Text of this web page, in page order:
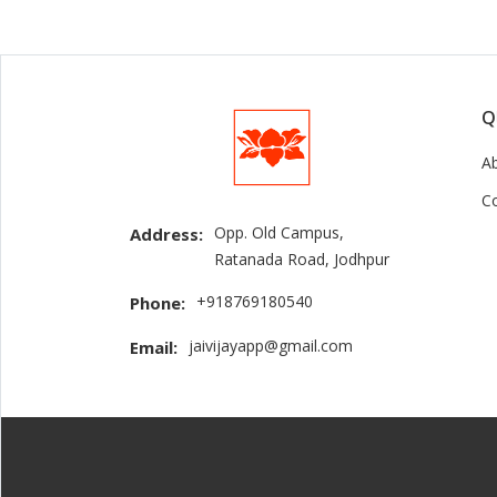
Address: Opp. Old Campus,
Ratanada Road, Jodhpur
Phone: +918769180540
Email: jaivijayapp@gmail.com